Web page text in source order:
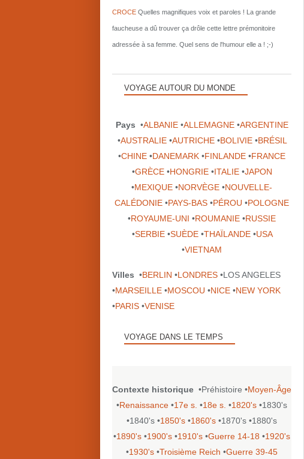
CROCE Quelles magnifiques voix et paroles ! La grande
faucheuse a dû trouver ça drôle cette lettre prémonitoire
adressée à sa femme. Quel sens de l'humour elle a ! ;-)
VOYAGE AUTOUR DU MONDE
Pays •ALBANIE•ALLEMAGNE•ARGENTINE
•AUSTRALIE•AUTRICHE•BOLIVIE•BRÉSIL
•CHINE •DANEMARK •FINLANDE •FRANCE
•GRÈCE•HONGRIE•ITALIE•JAPON
•MEXIQUE •NORVÈGE •NOUVELLE-
CALÉDONIE •PAYS-BAS •PÉROU •POLOGNE
•ROYAUME-UNI •ROUMANIE •RUSSIE
•SERBIE•SUÈDE•THAÏLANDE•USA
•VIETNAM
Villes •BERLIN •LONDRES •LOS ANGELES
•MARSEILLE •MOSCOU •NICE •NEW YORK
•PARIS •VENISE
VOYAGE DANS LE TEMPS
Contexte historique •Préhistoire •Moyen-Âge
•Renaissance •17e s. •18e s. •1820's •1830's
•1840's •1850's •1860's •1870's •1880's
•1890's •1900's •1910's •Guerre 14-18 •1920's
•1930's •Troisième Reich •Guerre 39-45